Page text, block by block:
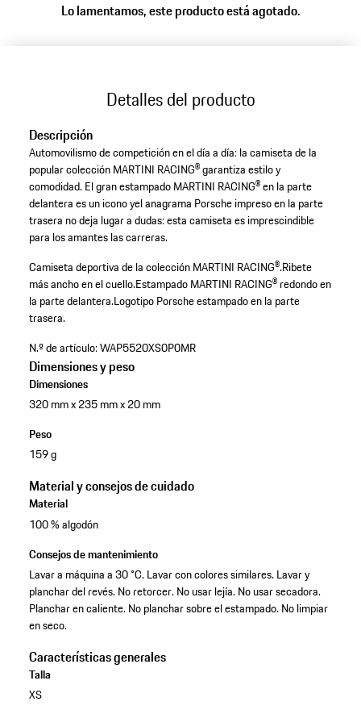
(Talla)Lo lamentamos, este producto está agotado.
Detalles del producto
Descripción
Automovilismo de competición en el día a día: la camiseta de la
popular colección MARTINI RACING® garantiza estilo y
comodidad. El gran estampado MARTINI RACING® en la parte
delantera es un icono yel anagrama Porsche impreso en la parte
trasera no deja lugar a dudas: esta camiseta es imprescindible
para los amantes las carreras.
Camiseta deportiva de la colección MARTINI RACING®.Ribete
más ancho en el cuello.Estampado MARTINI RACING® redondo en
la parte delantera.Logotipo Porsche estampado en la parte
trasera.
N.º de artículo:WAP5520XS0P0MR
Dimensiones y peso
Dimensiones
320 mm x 235 mm x 20 mm
Peso
159 g
Material y consejos de cuidado
Material
100 % algodón
Consejos de mantenimiento
Lavar a máquina a 30 °C. Lavar con colores similares. Lavar y
planchar del revés. No retorcer. No usar lejía. No usar secadora.
Planchar en caliente. No planchar sobre el estampado. No limpiar
en seco.
Características generales
Talla
XS